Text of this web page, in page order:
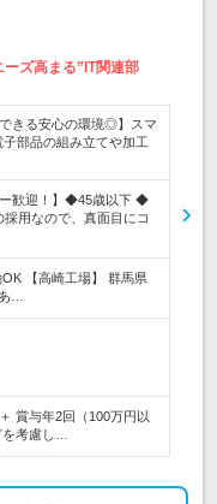
ーズ高まる”IT関連部
きる安心の環境◎】スマ
部品の組み立てや加工
ー歓迎！】◆45歳以下 ◆
用なので、真面目にコ
【高崎工場】 群馬県
…
賞与年2回（100万円以
考慮し…